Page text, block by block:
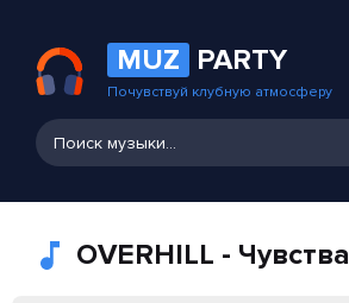
MUZ PARTY
Почувствуй клубную атмосферу
OVERHILL - Чувства